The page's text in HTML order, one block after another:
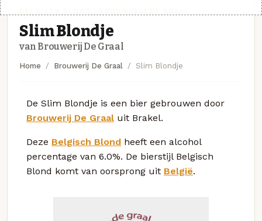
Slim Blondje
van Brouwerij De Graal
Home Brouwerij De Graal Slim Blondje
De Slim Blondje is een bier gebrouwen door
Brouwerij De Graal uit Brakel.
Deze Belgisch Blond heeft een alcohol
percentage van 6.0%. De bierstijl Belgisch
Blond komt van oorsprong uit België.